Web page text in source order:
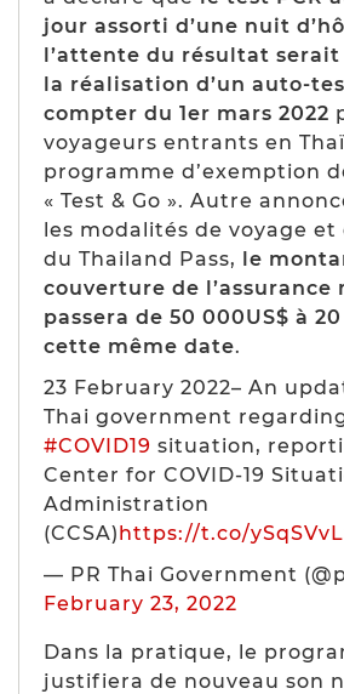
jour assorti d’une nuit
l’attente du résultat
la réalisation d’un auto-
compter du 1er mars 2022
voyageurs entrants en
programme d’exemption
« Test & Go ». Autre
les modalités de voyage et
du Thailand Pass, le
couverture de l’assurance
passera de 50 000US$ à
cette même date.
23 February 2022– An
Thai government
#COVID19 situation,
Center for COVID-19
Administration
(CCSA)https://t.co/
— PR Thai Government
February 23, 2022
Dans la pratique, le
justifiera de nouveau son